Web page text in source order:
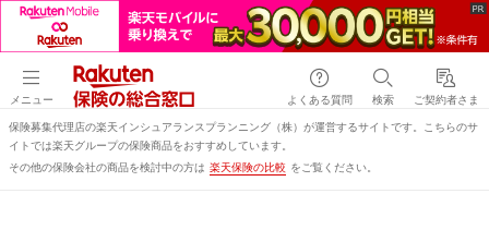
メニュー よくある質問 検索 ご契約者さま
保険募集代理店の楽天インシュアランスプランニング（株）が運営するサイトです。こちらのサ
イトでは楽天グループの保険商品をおすすめしています。
その他の保険会社の商品を検討中の方は 楽天保険の比較 をご覧ください。